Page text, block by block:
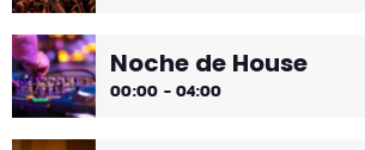
Noche de House
00:00 - 04:00